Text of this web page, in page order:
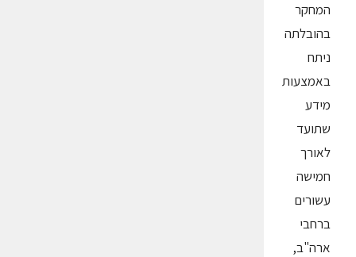
המחקר
בהובלתה
ניתח
באמצעות
מידע
שתועד
לאורך
חמישה
עשורים
ברחבי
ארה"ב,